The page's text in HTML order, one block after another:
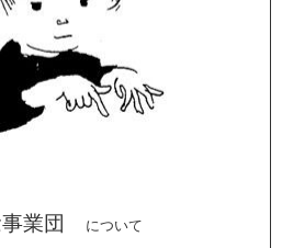
事業団 について